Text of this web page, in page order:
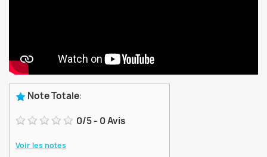
Note Totale:
0/5- 0Avis
Voir les notes